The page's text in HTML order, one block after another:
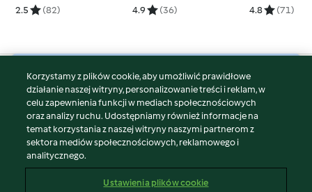
2.5 (82) 4.9 (36) 4.8 (71)
© Copyright 2026
Warunki korzystania
Polityka prywatności
Disclaimer
Znak wydawcy
Korzystamy z plików cookie, aby umożliwić prawidłowe
działanie naszej witryny, personalizowanie treści i reklam, w
celu zapewnienia funkcji w mediach społecznościowych
oraz analizy ruchu. Udostępniamy również informacje na
temat korzystania z naszej witryny naszymi partnerom z
sektora mediów społecznościowych, reklamowego i
analitycznego.
Ustawienia plików cookie